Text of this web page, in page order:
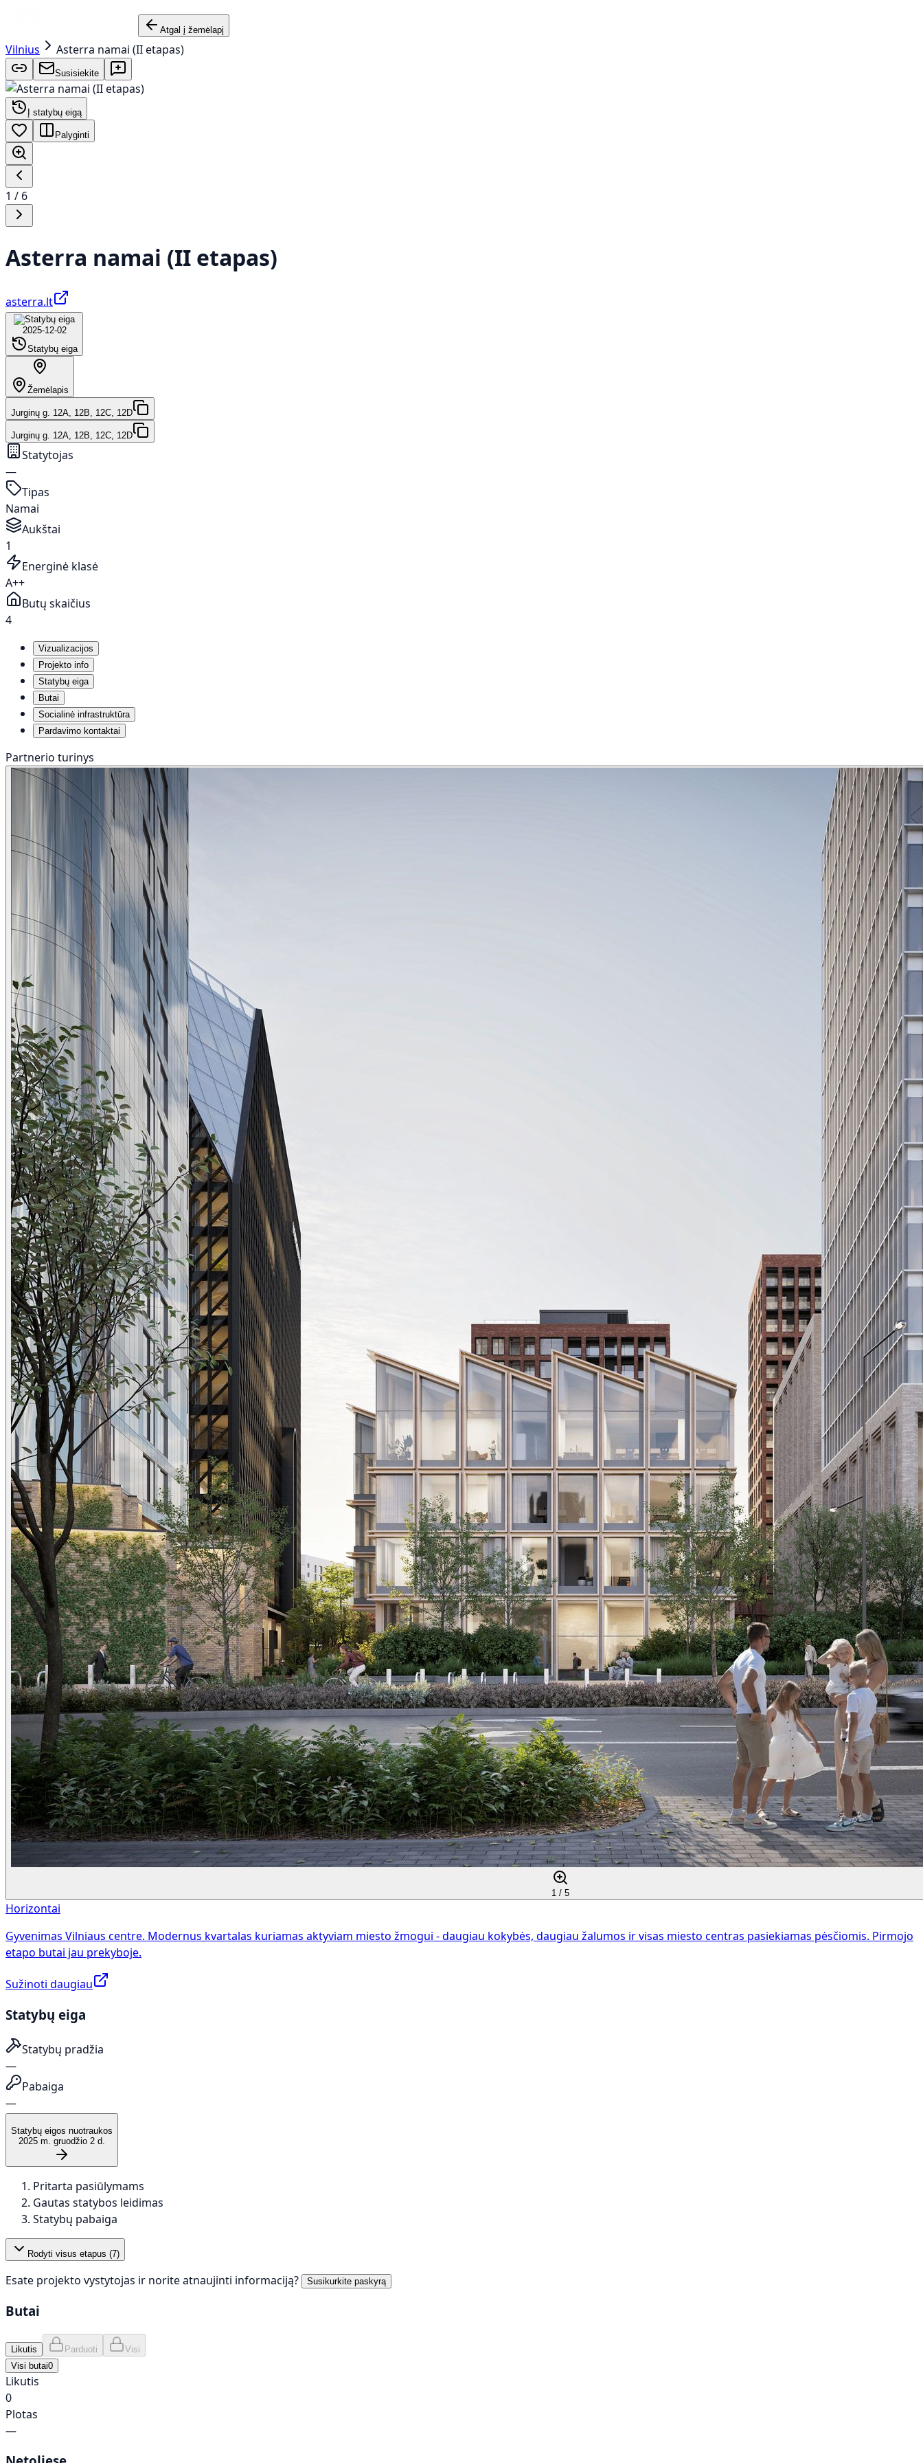
Atgal į žemėlapį
Vilnius Asterra namai (II etapas)
Susisiekite
Į statybų eigą
Palyginti
1 / 6
Asterra namai (II etapas)
asterra.lt
2025-12-02
Statybų eiga
Žemėlapis
Jurginų g. 12A, 12B, 12C, 12D
Jurginų g. 12A, 12B, 12C, 12D
Statytojas
—
Tipas
Namai
Aukštai
1
Energinė klasė
A++
Butų skaičius
4
Vizualizacijos
Projekto info
Statybų eiga
Butai
Socialinė infrastruktūra
Pardavimo kontaktai
Partnerio turinys
1 / 5
Horizontai
Gyvenimas Vilniaus centre. Modernus kvartalas kuriamas aktyviam miesto žmogui - daugiau kokybės, daugiau žalumos ir visas miesto centras pasiekiamas pėsčiomis. Pirmojo
etapo butai jau prekyboje.
Sužinoti daugiau
Statybų eiga
Statybų pradžia
—
Pabaiga
—
Statybų eigos nuotraukos
2025 m. gruodžio 2 d.
Pritarta pasiūlymams
Gautas statybos leidimas
Statybų pabaiga
Rodyti visus etapus (7)
Esate projekto vystytojas ir norite atnaujinti informaciją? Susikurkite paskyrą
Butai
Likutis Parduoti
Visi
Visi butai0
Likutis
0
Plotas
—